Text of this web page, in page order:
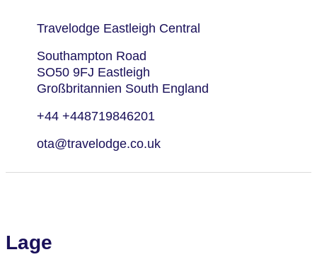
Travelodge Eastleigh Central
Southampton Road
SO50 9FJ Eastleigh
Großbritannien South England
+44 +448719846201
ota@travelodge.co.uk
Lage